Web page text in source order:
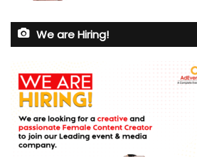
We are Hiring!